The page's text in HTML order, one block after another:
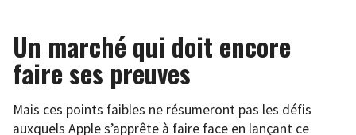
Un marché qui doit encore
faire ses preuves
Mais ces points faibles ne résumeront pas les défis
auxquels Apple s’apprête à faire face en lançant ce